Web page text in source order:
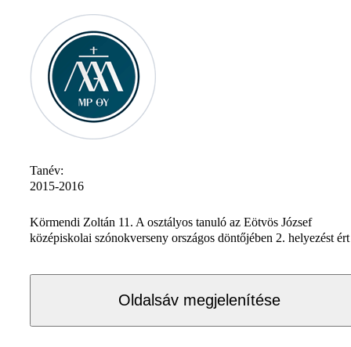
Tanév:
2015-2016
Körmendi Zoltán 11. A osztályos tanuló az Eötvös József
középiskolai szónokverseny országos döntőjében 2. helyezést
Oldalsáv megjelenítése